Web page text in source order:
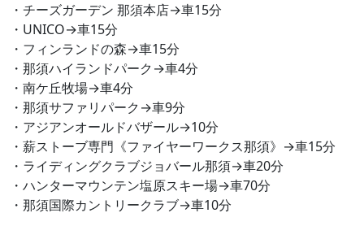
・チーズガーデン 那須本店→車15分
・UNICO→車15分
・フィンランドの森→車15分
・那須ハイランドパーク→車4分
・南ケ丘牧場→車4分
・那須サファリパーク→車9分
・アジアンオールドバザール→10分
・薪ストーブ専門《ファイヤーワークス那須》→車15分
・ライディングクラブジョバール那須→車20分
・ハンターマウンテン塩原スキー場→車70分
・那須国際カントリークラブ→車10分